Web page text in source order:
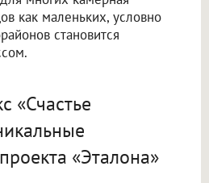
как маленьких, условно
становится
«Счастье
«Эталона»